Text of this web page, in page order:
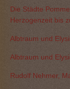
Die Städte
Herzogenzeit bis
Albtraum und
Albtraum und
Rudolf Nehmer,